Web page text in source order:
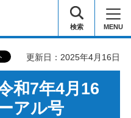
検索 MENU
更新日：2025年4月16日
和7年4月16
アル号